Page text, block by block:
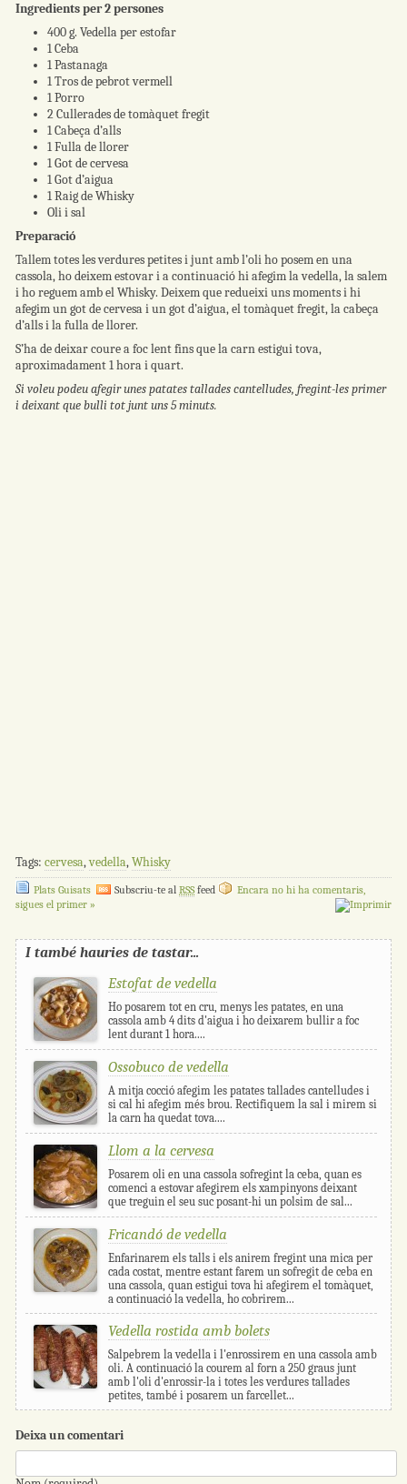
Ingredients per 2 persones
400 g. Vedella per estofar
1 Ceba
1 Pastanaga
1 Tros de pebrot vermell
1 Porro
2 Cullerades de tomàquet fregit
1 Cabeça d’alls
1 Fulla de llorer
1 Got de cervesa
1 Got d’aigua
1 Raig de Whisky
Oli i sal
Preparació
Tallem totes les verdures petites i junt amb l’oli ho posem en una
cassola, ho deixem estovar i a continuació hi afegim la vedella, la salem
i ho reguem amb el Whisky. Deixem que redueixi uns moments i hi
afegim un got de cervesa i un got d’aigua, el tomàquet fregit, la cabeça
d’alls i la fulla de llorer.
S’ha de deixar coure a foc lent fins que la carn estigui tova,
aproximadament 1 hora i quart.
Si voleu podeu afegir unes patates tallades cantelludes, fregint-les primer
i deixant que bulli tot junt uns 5 minuts.
Tags: cervesa,vedella,Whisky
Plats Guisats Subscriu-te al RSSfeed
Encara no hi ha comentaris,
sigues el primer »
I també hauries de tastar...
Estofat de vedella
Ho posarem tot en cru, menys les patates, en una
cassola amb 4 dits d'aigua i ho deixarem bullir a foc
lent durant 1 hora....
Ossobuco de vedella
A mitja cocció afegim les patates tallades cantelludes i
si cal hi afegim més brou. Rectifiquem la sal i mirem si
la carn ha quedat tova....
Llom a la cervesa
Posarem oli en una cassola sofregint la ceba, quan es
comenci a estovar afegirem els xampinyons deixant
que treguin el seu suc posant-hi un polsim de sal...
Fricandó de vedella
Enfarinarem els talls i els anirem fregint una mica per
cada costat, mentre estant farem un sofregit de ceba en
una cassola, quan estigui tova hi afegirem el tomàquet,
a continuació la vedella, ho cobrirem...
Vedella rostida amb bolets
Salpebrem la vedella i l'enrossirem en una cassola amb
oli. A continuació la courem al forn a 250 graus junt
amb l'oli d'enrossir-la i totes les verdures tallades
petites, també i posarem un farcellet...
Deixa un comentari